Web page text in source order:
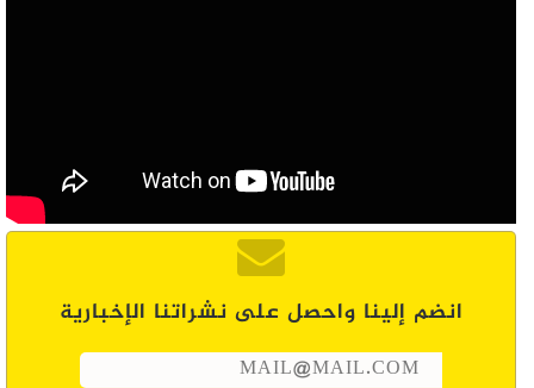
انضم إلينا واحصل على نشراتنا الإخبارية